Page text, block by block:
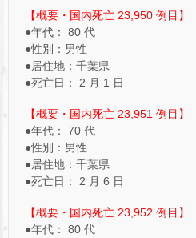
【概要・国内死亡 23,950 例目】
●年代： 80 代
●性別：男性
●居住地：千葉県
●死亡日： 2 月 1 日
【概要・国内死亡 23,951 例目】
●年代： 70 代
●性別：男性
●居住地：千葉県
●死亡日： 2 月 6 日
【概要・国内死亡 23,952 例目】
●年代： 80 代